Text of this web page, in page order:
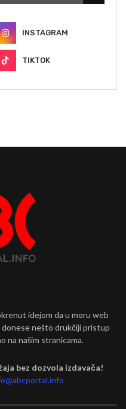
INSTAGRAM
TIKTOK
idejom da u moru web
nešto drukčiji pristup
na našim stranicama.
bez dozvola izdavača!